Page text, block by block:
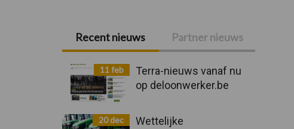
Primaire
Sidebar
Recent nieuws Partner nieuws
11 feb
Terra-nieuws vanaf nu
op deloonwerker.be
20 dec
Wettelijke